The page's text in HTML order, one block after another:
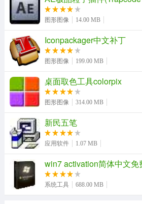
有关于当前个股的研究报告，大智
门设置了窗口来收录最新个股研究报
大智慧新一代软件特色
1、资讯精专：万国测评专业咨询机
个股研究在证券市场具有广泛的影响
2、功能强大：在涵盖主流的分析功
不断创新，星空图、散户线、龙虎
含大智慧的绝密分析技术，在证券
3、全面深刻：软件中整合的功能
方面，而就某一部分来说又准确深刻。
图形图像 14.00 MB
Iconpackager中文补丁
图形图像 199.00 MB
桌面取色工具colorpix
图形图像 314.00 MB
新民五笔
应用软件 1.07 MB
win7 activation简体中文免
系统工具 688.00 MB